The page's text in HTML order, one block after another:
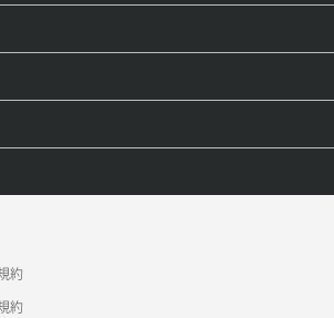
約
約